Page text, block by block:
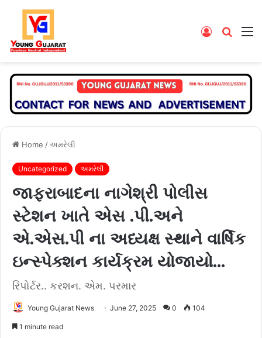
Search
Log
Home / અમરેલી
Uncategorized અમરેલી
જાફરાબાદના નાગેશ્રી પોલીસ
સ્ટેશન ખાતે એસ .પી.અને
એ.એસ.પી ના અધ્યક્ષ સ્થાને વાર્ષિક
ઇન્સ્પેક્શન કાર્યક્રમ યોજાયો…
રિપોર્ટર.. કરશન. એમ. પરમાર
Young Gujarat News June 27, 2025 0 104
1 minute read